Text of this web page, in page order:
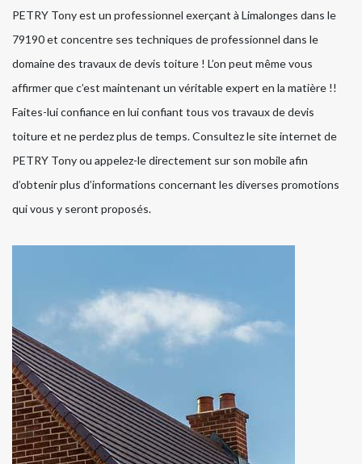
PETRY Tony est un professionnel exerçant à Limalonges dans le
79190 et concentre ses techniques de professionnel dans le
domaine des travaux de devis toiture ! L’on peut même vous
affirmer que c’est maintenant un véritable expert en la matière !!
Faites-lui confiance en lui confiant tous vos travaux de devis
toiture et ne perdez plus de temps. Consultez le site internet de
PETRY Tony ou appelez-le directement sur son mobile afin
d’obtenir plus d’informations concernant les diverses promotions
qui vous y seront proposés.